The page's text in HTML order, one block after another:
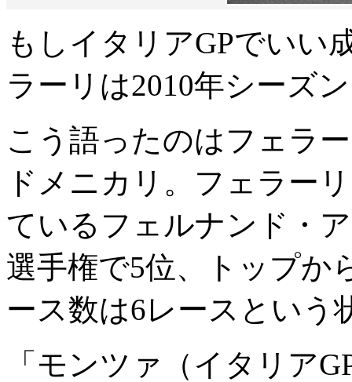
もしイタリアGPでいい
ラーリは2010年シーズ
こう語ったのはフェラ
ドメニカリ。フェラー
ているフェルナンド・
選手権で5位、トップか
ース数は6レースという
「モンツァ（イタリア